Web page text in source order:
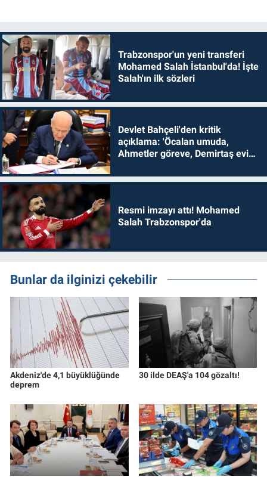
Trabzonspor'un yeni transferi
Mohamed Salah İstanbul'da! İşte
Salah'ın ilk sözleri
Devlet Bahçeli'den kritik
açıklama: 'Öcalan umuda,
Ahmetler göreve, Demirtaş evine
Resmi imzayı attı! Mohamed
Salah Trabzonspor'da
Bunlar da ilginizi çekebilir
Akdeniz'de 4,1 büyüklüğünde
deprem
30 ilde DEAŞ'a 104 gözaltı!